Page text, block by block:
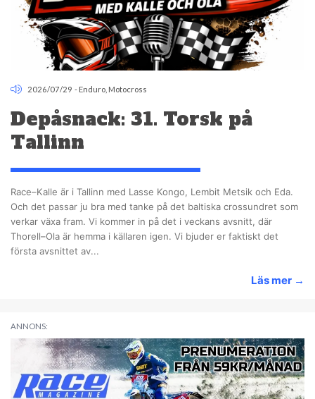
2026/07/29 - Enduro Motocross
Depåsnack: 31. Torsk på
Tallinn
Race–Kalle är i Tallinn med Lasse Kongo, Lembit Metsik och Eda.
Och det passar ju bra med tanke på det baltiska crossundret som
verkar växa fram. Vi kommer in på det i veckans avsnitt, där
Thorell–Ola är hemma i källaren igen. Vi bjuder er faktiskt det
första avsnittet av...
Läs mer →
ANNONS: